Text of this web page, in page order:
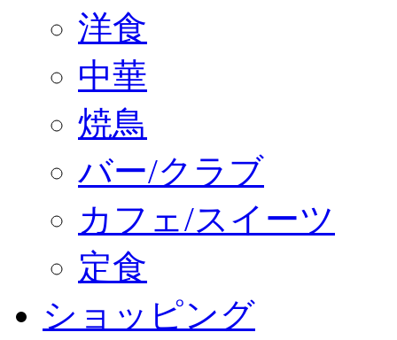
洋食
中華
焼鳥
バー/クラブ
カフェ/スイーツ
定食
ショッピング